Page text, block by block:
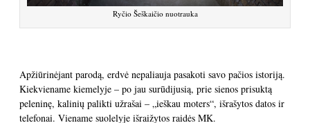
Ryčio Šeškaičio nuotrauka
Apžiūrinėjant parodą, erdvė nepaliauja pasakoti savo pačios istoriją.
Kiekviename kiemelyje – po jau surūdijusią, prie sienos prisuktą
peleninę, kalinių palikti užrašai – „ieškau moters“, išrašytos datos ir
telefonai. Viename suolelyje išraižytos raidės MK.